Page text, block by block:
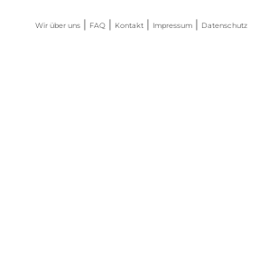
Wir über uns| FAQ| Kontakt| Impressum| Datenschutz